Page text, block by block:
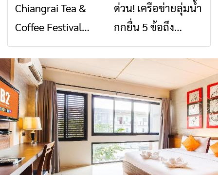
สัญญาณขาด การ
สื่อสารต้องไม่หยุด
สินค้าเด่น และเสน่ห์
วัฒนธรรมจาก 4
จังหวัด เชียงราย
พะเยา แพร่ และ
น่าน พร้อมชม
คอนเสิร์ตจากศิลปิน
ชื่อดังตลอด 5 วัน
ข่าวเชียงราย
Chiangrai Tea &
Coffee Festival
2026
ข่าวเชียงราย
ด่วน! เครือข่ายลุ่มน้ำ
กกยื่น 5 ข้อถึง
รัฐบาล จี้นายกฯ ลง
เชียงราย แก้วิกฤต
สารปนเปื้อนต้นน้ำ